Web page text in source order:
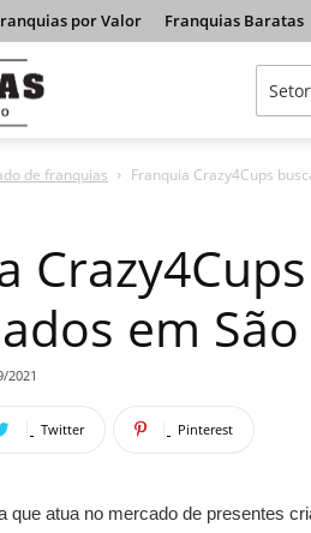
por Valor Franquias Baratas
Franquias
de
de franquias Franquia Crazy4Cups
em São
2021
Twitter Pinterest
que atua no mercado de presentes